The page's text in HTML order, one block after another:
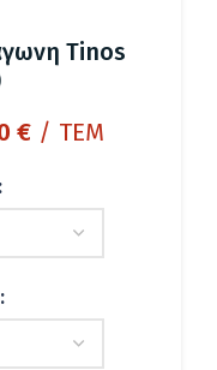
Tinos
€Price
through
1,092.00 €
/ ΤΕΜ